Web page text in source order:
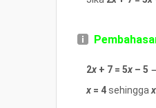
2x + 7 = 5x – 5
x = 4sehingga x